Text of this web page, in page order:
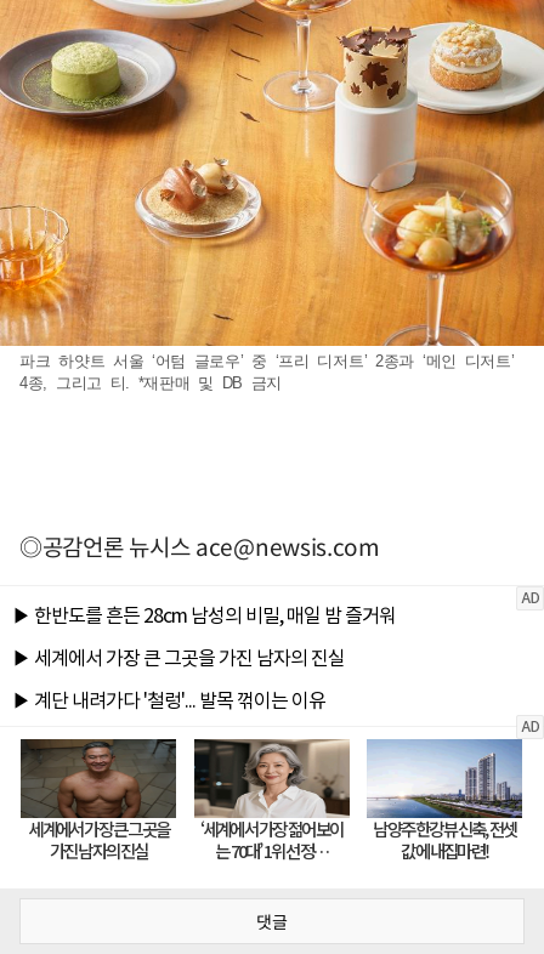
파크 하얏트 서울 ‘어텀 글로우’ 중 ‘프리 디저트’ 2종과 ‘메인 디저트’
4종, 그리고 티. *재판매 및 DB 금지
◎공감언론 뉴시스ace@newsis.com
댓글